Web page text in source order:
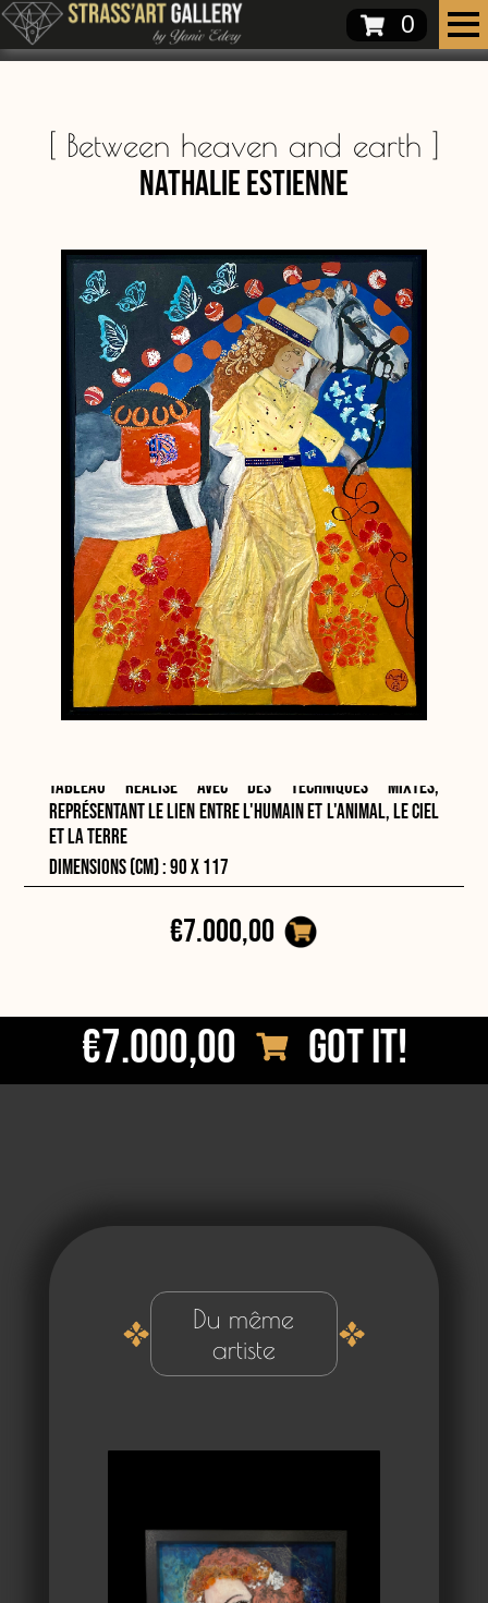
0
[ Between heaven and earth ]
Nathalie Estienne
Tableau réalisé avec des techniques mixtes,
représentant le lien entre l'humain et l'animal, le ciel
et la terre
Dimensions (cm) : 90 x 117
€7.000,00
€7.000,00 Got it!
Du même
artiste